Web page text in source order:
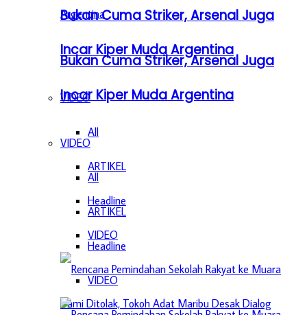
Bukan Cuma Striker, Arsenal Juga
Incar Kiper Muda Argentina
VIDEO
All
ARTIKEL
Headline
VIDEO
Bukan Cuma Striker, Arsenal Juga
Incar Kiper Muda Argentina
VIDEO
All
ARTIKEL
Headline
VIDEO